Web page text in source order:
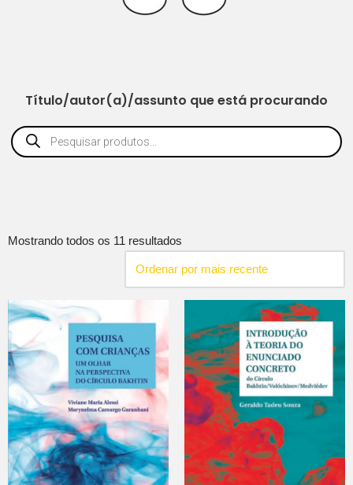
Título/autor(a)/assunto que está procurando
Mostrando todos os 11 resultados